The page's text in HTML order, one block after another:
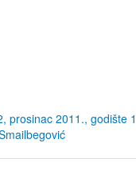
prosinac 2011., godište 1